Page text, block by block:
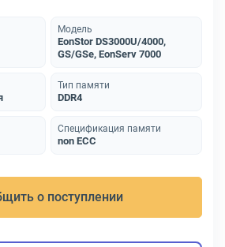
Модель
EonStor DS3000U/4000,
GS/GSe, EonServ 7000
Тип памяти
DDR4
Спецификация памяти
non ECC
о поступлении